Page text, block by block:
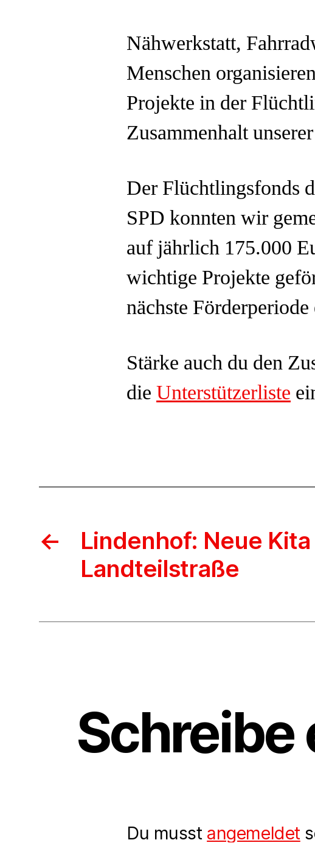
Nähwerkstatt,
Menschen
Projekte in der
Zusammenhalt
Der Flüchtlingsfonds
SPD konnten wir
auf jährlich 175.000
wichtige Projekte
nächste
Stärke auch du den
die Unterstützerliste
←
Lindenhof: Neue
Landteilstraße
Schreibe
Du musst angemeldet